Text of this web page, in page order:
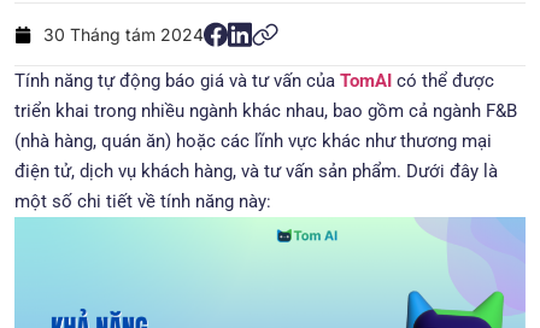
30 Tháng tám 2024
Tính năng tự động báo giá và tư vấn của TomAI có thể được
triển khai trong nhiều ngành khác nhau, bao gồm cả ngành F&B
(nhà hàng, quán ăn) hoặc các lĩnh vực khác như thương mại
điện tử, dịch vụ khách hàng, và tư vấn sản phẩm. Dưới đây là
một số chi tiết về tính năng này: